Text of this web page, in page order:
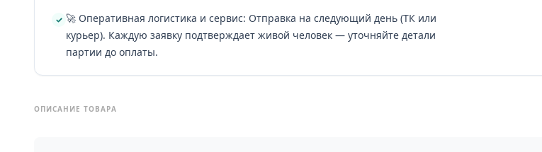
🚀 Оперативная логистика и сервис: Отправка на следующий день (ТК или
курьер). Каждую заявку подтверждает живой человек — уточняйте детали
партии до оплаты.
ОПИСАНИЕ ТОВАРА